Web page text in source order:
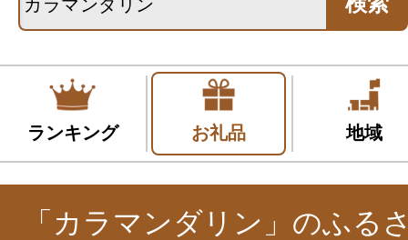
ランキング お礼品 地域
「カラマンダリン」のふる